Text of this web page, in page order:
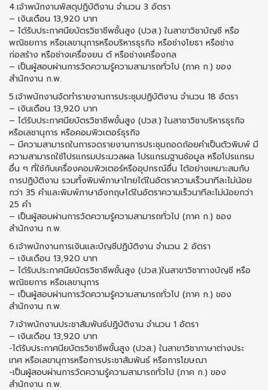
4.เจ้าพนักงานพัสดุปฏิบัติงาน จำนวน 3 อัตรา
– เงินเดือน 13,920 บาท
– ได้รับประกาศนียบัตรวิชาชีพชั้นสูง (ปวส.) ในสาขาวิชาบัญชี หรือ
พณิชยการ หรือเลขานุการหรือบริหารธุรกิจ หรือช่างโยธา หรือช่าง
ก่อสร้าง หรือช่างเครื่องยน ต์ หรือช่างเครื่องกล
– เป็นผู้สอบผ่านการวัดความรู้ความสามารถทั่วไป (ภาค ก.) ของ
สำนักงาน ก.พ.
5.เจ้าพนักงานจัดทำรายงานการประชุมปฏิบัติงาน จำนวน 18 อัตรา
– เงินเดือน 13,920 บาท
– ได้รับประกาศนียบัตรวิชาชีพขั้นสูง (ปวส.) ในสาชาวิชาบริหารธุรกิจ
หรือเลชานุการ หรือคอมพิวเตอร์ธุรกิจ
– มีความสามารถในการจดรายงานการประชุมถอดถ้อยคำเป็นตัวพิมพ์ มี
ความสามารถใช้โปรแกรมประมวลผล โปรแกรมฐานช้อมูล หรือโปรแกรม
อื่น ๆ ที่ใช้กับเครื่องคอมพิวเตอร์หรืออุปกรณ์อื่น ไต้อย่างเหมาะสมกับ
การปฏิบัติงาน รวมทั้งพิมพ์ภาษาไทยได้ในอัตราความเร็วนาทีละไม่น้อย
กว่า 35 คำและพิมพ์ภาษาอังกฤษได้ในอัตราความเร็วนาทีละไม่น้อยกว่า
25 คำ
– เป็นผู้สอบผ่านการวัดความรู้ความสามารถทั่วไป (ภาค ก.) ชอง
สำนักงาน ก.พ.
6.เจ้าพนักงานการเงินและบัญชีปฏิบัติงาน จำนวน 2 อัตรา
– เงินเดือน 13,920 บาท
– ได้รับประกาศนียบัตรวิชาชีพขั้นสูง (ปวส.)ในสาขาวิชาทางบัญชี หรือ
พณิชยการ หรือเลขานุการ
– เป็นผู้สอบผ่านการวัดความรู้ความสามารถทั่วไป (ภาค ก.) ของ
สำนักงาน ก.พ.
7.เจ้าพนักงานประชาสัมพันธ์ปฏิบัติงาน จำนวน 1 อัตรา
– เงินเดือน 13,920 บาท
-ได้รับประกาศนียบัตรวิชาชีพขั้นสูง (ปวส.) ในสาขาวิชาภาษาต่างประ
เทศ หรือเลขานุการหรือการประชาสัมพันธ์ หรือการโฆษณา
-เป็นผู้สอบผ่านการวัดความรู้ความสามารถทั่วไป (ภาค ก.) ของ
สำนักงาน ก.พ.